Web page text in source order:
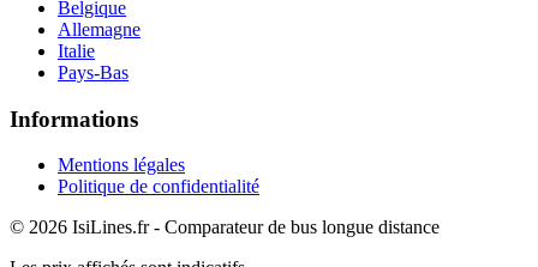
Belgique
Allemagne
Italie
Pays-Bas
Informations
Mentions légales
Politique de confidentialité
© 2026 IsiLines.fr - Comparateur de bus longue distance